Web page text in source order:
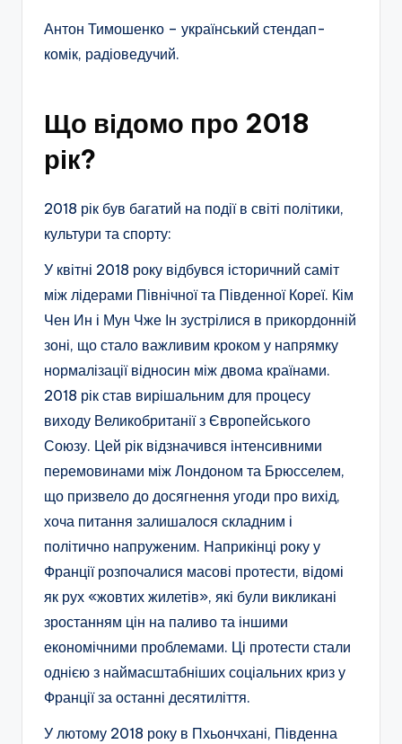
Антон Тимошенко – український стендап-
комік, радіоведучий.
Що відомо про 2018
рік?
2018 рік був багатий на події в світі політики,
культури та спорту:
У квітні 2018 року відбувся історичний саміт
між лідерами Північної та Південної Кореї. Кім
Чен Ин і Мун Чже Ін зустрілися в прикордонній
зоні, що стало важливим кроком у напрямку
нормалізації відносин між двома країнами.
2018 рік став вирішальним для процесу
виходу Великобританії з Європейського
Союзу. Цей рік відзначився інтенсивними
перемовинами між Лондоном та Брюсселем,
що призвело до досягнення угоди про вихід,
хоча питання залишалося складним і
політично напруженим. Наприкінці року у
Франції розпочалися масові протести, відомі
як рух «жовтих жилетів», які були викликані
зростанням цін на паливо та іншими
економічними проблемами. Ці протести стали
однією з наймасштабніших соціальних криз у
Франції за останні десятиліття.
У лютому 2018 року в Пхьончхані, Південна